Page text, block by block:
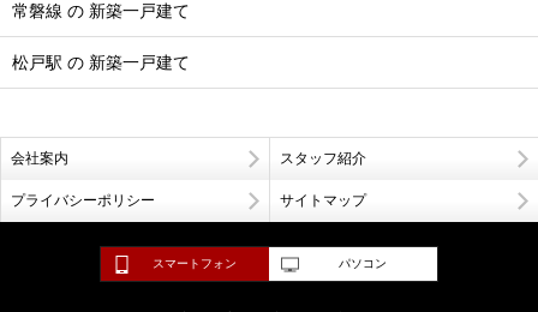
常磐線 の 新築一戸建て
松戸駅 の 新築一戸建て
会社案内 スタッフ紹介
プライバシーポリシー サイトマップ
スマートフォン パソコン